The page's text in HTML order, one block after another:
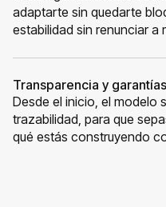
adaptarte sin quedarte
estabilidad sin renunciar a
Transparencia y garantías
Desde el inicio, el modelo
trazabilidad, para que
qué estás construyendo